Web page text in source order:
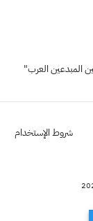
المبدعين العرب"
شروط الإستخدام